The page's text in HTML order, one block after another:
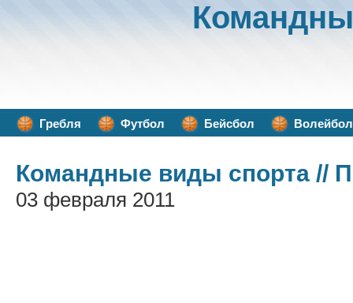
Гребля Футбол Бейсбол Волейбол
Командные виды спорта //
03 февраля 2011